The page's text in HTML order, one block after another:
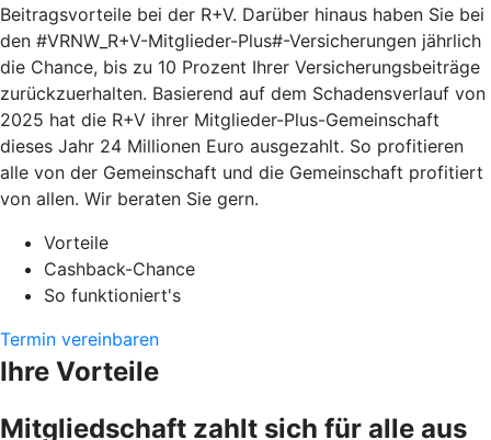
Beitragsvorteile bei der R+V. Darüber hinaus haben Sie bei
den #VRNW_R+V-Mitglieder-Plus#-Versicherungen jährlich
die Chance, bis zu 10 Prozent Ihrer Versicherungsbeiträge
zurückzuerhalten. Basierend auf dem Schadensverlauf von
2025 hat die R+V ihrer Mitglieder-Plus-Gemeinschaft
dieses Jahr 24 Millionen Euro ausgezahlt. So profitieren
alle von der Gemeinschaft und die Gemeinschaft profitiert
von allen. Wir beraten Sie gern.
Vorteile
Cashback-Chance
So funktioniert's
Termin vereinbaren
Ihre Vorteile
Mitgliedschaft zahlt sich für alle aus